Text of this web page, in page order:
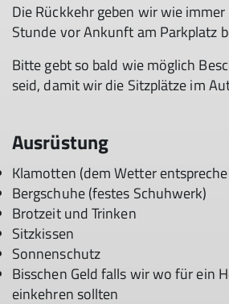
Die Rückkehr geben wir wie immer
Stunde vor Ankunft am Parkplatz
Bitte gebt so bald wie möglich
seid, damit wir die Sitzplätze im
Ausrüstung
Klamotten (dem Wetter
Bergschuhe (festes Schuhwerk)
Brotzeit und Trinken
Sitzkissen
Sonnenschutz
Bisschen Geld falls wir wo für ein
einkehren sollten